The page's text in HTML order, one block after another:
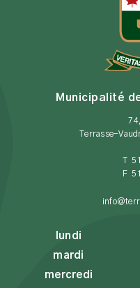
Municipalité
Terrasse-
T
F
lundi
mardi
mercredi